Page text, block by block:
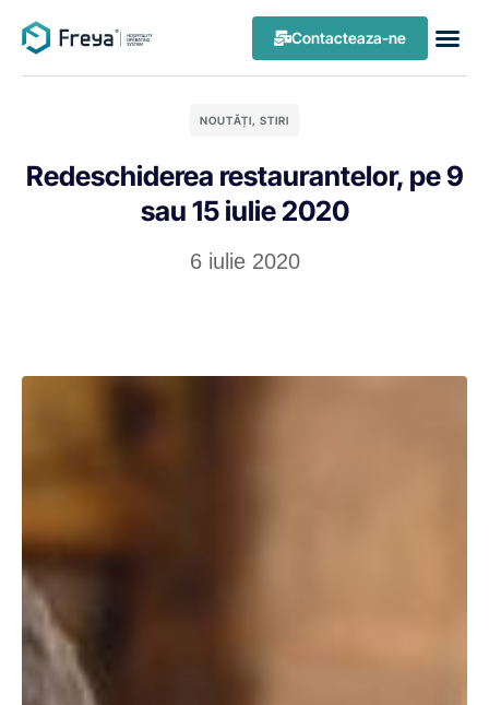
Contacteaza-ne
NOUTĂȚI, STIRI
Redeschiderea restaurantelor, pe 9
sau 15 iulie 2020
6 iulie 2020